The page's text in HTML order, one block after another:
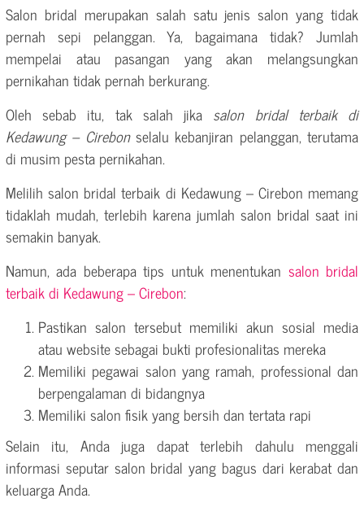
Salon bridal merupakan salah satu jenis salon yang tidak
pernah sepi pelanggan. Ya, bagaimana tidak? Jumlah
mempelai atau pasangan yang akan melangsungkan
pernikahan tidak pernah berkurang.
Oleh sebab itu, tak salah jika salon bridal terbaik di
Kedawung – Cirebonselalu kebanjiran pelanggan, terutama
di musim pesta pernikahan.
Melilih salon bridal terbaik di Kedawung – Cirebon memang
tidaklah mudah, terlebih karena jumlah salon bridal saat ini
semakin banyak.
Namun, ada beberapa tips untuk menentukan salon bridal
terbaik di Kedawung – Cirebon:
Pastikan salon tersebut memiliki akun sosial media
atau website sebagai bukti profesionalitas mereka
Memiliki pegawai salon yang ramah, professional dan
berpengalaman di bidangnya
Memiliki salon fisik yang bersih dan tertata rapi
Selain itu, Anda juga dapat terlebih dahulu menggali
informasi seputar salon bridal yang bagus dari kerabat dan
keluarga Anda.